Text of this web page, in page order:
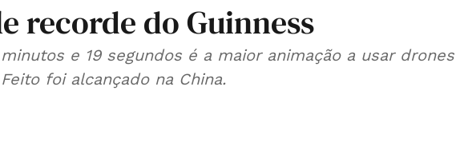
recorde do Guinness
e 19 segundos é a maior animação a usar drones
foi alcançado na China.